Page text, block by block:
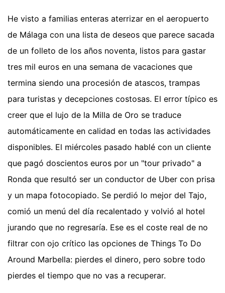
He visto a familias enteras aterrizar en el aeropuerto
de Málaga con una lista de deseos que parece sacada
de un folleto de los años noventa, listos para gastar
tres mil euros en una semana de vacaciones que
termina siendo una procesión de atascos, trampas
para turistas y decepciones costosas. El error típico es
creer que el lujo de la Milla de Oro se traduce
automáticamente en calidad en todas las actividades
disponibles. El miércoles pasado hablé con un cliente
que pagó doscientos euros por un "tour privado" a
Ronda que resultó ser un conductor de Uber con prisa
y un mapa fotocopiado. Se perdió lo mejor del Tajo,
comió un menú del día recalentado y volvió al hotel
jurando que no regresaría. Ese es el coste real de no
filtrar con ojo crítico las opciones de Things To Do
Around Marbella: pierdes el dinero, pero sobre todo
pierdes el tiempo que no vas a recuperar.